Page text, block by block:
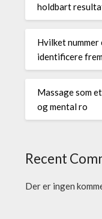
holdbart
Hvilket
identificere
Massage som
og mental ro
Recent
Der er ingen